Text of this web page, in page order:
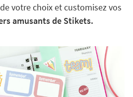
votre choix et customisez vos
amusants de Stikets.